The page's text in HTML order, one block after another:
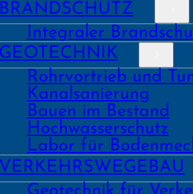
Integraler
Rohrvortrieb und
Kanal­sanierung
Bauen im Bestand
Hochwasser­schutz
Labor für